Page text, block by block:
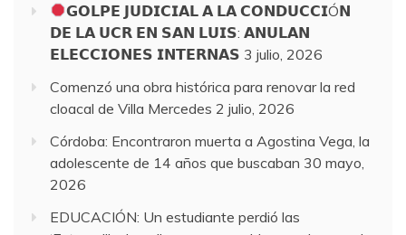
𝗚𝗢𝗟𝗣𝗘 𝗝𝗨𝗗𝗜𝗖𝗜𝗔𝗟 𝗔 𝗟𝗔 𝗖𝗢𝗡𝗗𝗨𝗖𝗖𝗜Ó𝗡
𝗗𝗘 𝗟𝗔 𝗨𝗖𝗥 𝗘𝗡 𝗦𝗔𝗡 𝗟𝗨𝗜𝗦: 𝗔𝗡𝗨𝗟𝗔𝗡
𝗘𝗟𝗘𝗖𝗖𝗜𝗢𝗡𝗘𝗦 𝗜𝗡𝗧𝗘𝗥𝗡𝗔𝗦 3 julio, 2026
Comenzó una obra histórica para renovar la red
cloacal de Villa Mercedes 2 julio, 2026
Córdoba: Encontraron muerta a Agostina Vega, la
adolescente de 14 años que buscaban 30 mayo,
2026
EDUCACIÓN: Un estudiante perdió las